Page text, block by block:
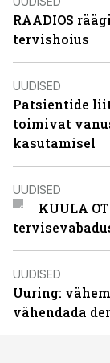
RAADIOS
tervishoius
UUDISED
Patsientide
toimivat
kasutamisel
UUDISED
KUULA
UUDISED
Uuring:
vähendada